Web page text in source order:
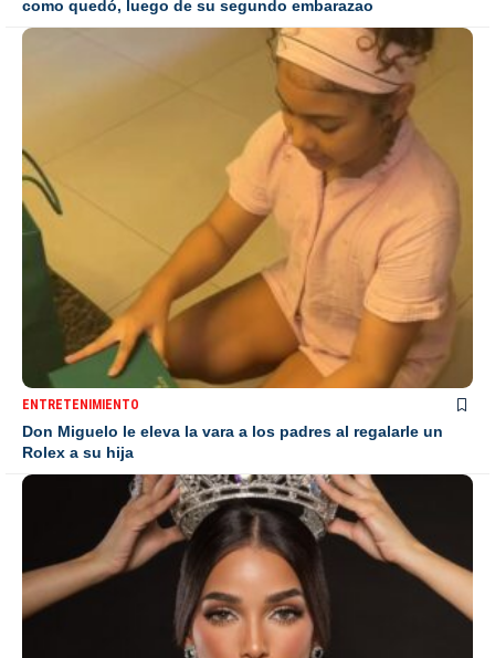
como quedó, luego de su segundo embarazao
ENTRETENIMIENTO
Don Miguelo le eleva la vara a los padres al regalarle un
Rolex a su hija